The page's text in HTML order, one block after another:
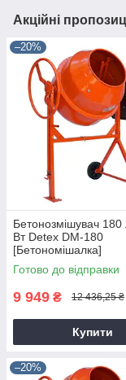
Акційні
–20%
Бетонозмішувач
Вт Detex DM-180
[Бетономішалка]
Готово до відправки
9 949 ₴ 12 436,25 ₴
Купити
–20%